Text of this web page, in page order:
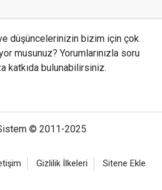
düşüncelerinizin bizim için çok
musunuz? Yorumlarınızla soru
katkıda bulunabilirsiniz.
© 2011-2025
Gizlilik İlkeleri Sitene Ekle